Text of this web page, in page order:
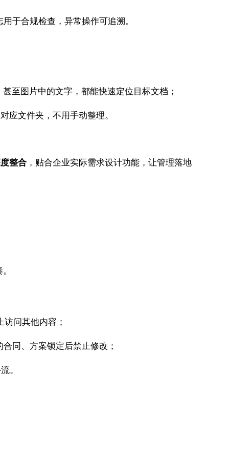
于合规检查，异常操作可追溯。
至图片中的文字，都能快速定位目标文档；
应文件夹，不用手动整理。
整合 ，贴合企业实际需求设计功能，让管理落地
问其他内容；
同、方案锁定后禁止修改；
。